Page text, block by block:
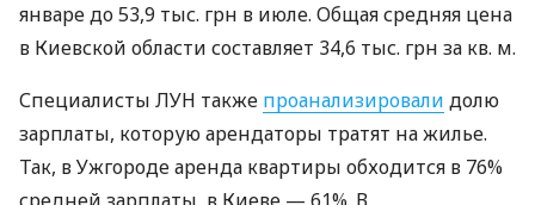
январе до 53,9 тыс. грн в июле. Общая средняя цена
в Киевской области составляет 34,6 тыс. грн за кв. м.
Специалисты ЛУН также проанализировали долю
зарплаты, которую арендаторы тратят на жилье.
Так, в Ужгороде аренда квартиры обходится в 76%